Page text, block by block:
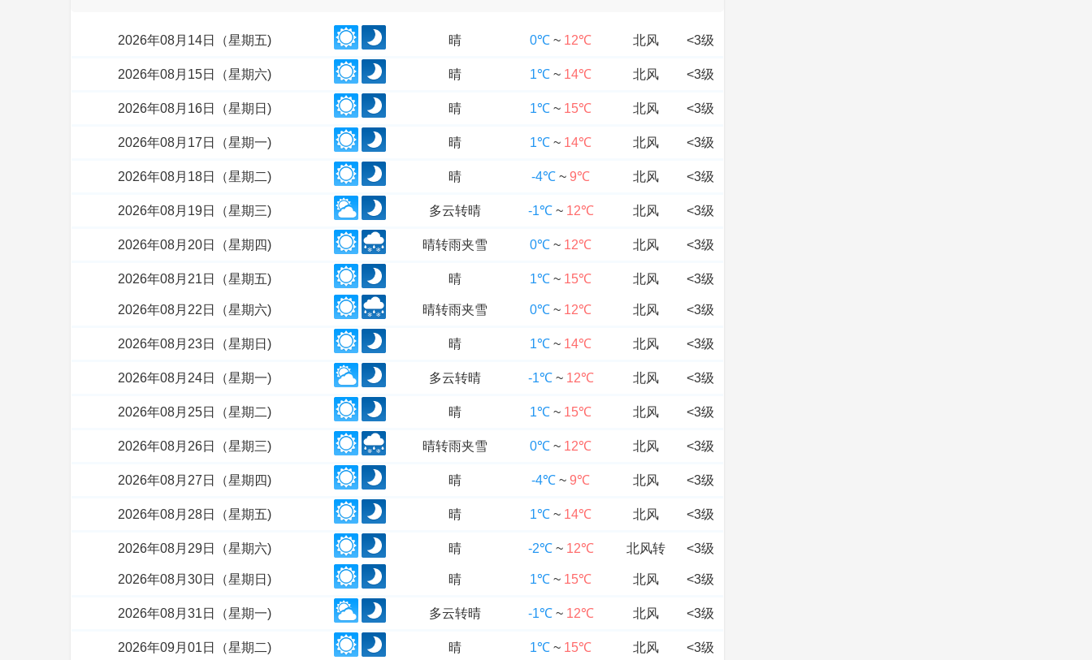
2026年08月14日（星期五) 晴 0℃ ~ 12℃ 北风 <3级
2026年08月15日（星期六) 晴 1℃ ~ 14℃ 北风 <3级
2026年08月16日（星期日) 晴 1℃ ~ 15℃ 北风 <3级
2026年08月17日（星期一) 晴 1℃ ~ 14℃ 北风 <3级
2026年08月18日（星期二) 晴 -4℃ ~ 9℃ 北风 <3级
2026年08月19日（星期三) 多云转晴 -1℃~ 12℃ 北风 <3级
2026年08月20日（星期四) 晴转雨夹雪 0℃ ~ 12℃ 北风 <3级
2026年08月21日（星期五) 晴 1℃ ~ 15℃ 北风 <3级
2026年08月22日（星期六) 晴转雨夹雪 0℃ ~ 12℃ 北风 <3级
2026年08月23日（星期日) 晴 1℃ ~ 14℃ 北风 <3级
2026年08月24日（星期一) 多云转晴 -1℃~ 12℃ 北风 <3级
2026年08月25日（星期二) 晴 1℃ ~ 15℃ 北风 <3级
2026年08月26日（星期三) 晴转雨夹雪 0℃ ~ 12℃ 北风 <3级
2026年08月27日（星期四) 晴 -4℃ ~ 9℃ 北风 <3级
2026年08月28日（星期五) 晴 1℃ ~ 14℃ 北风 <3级
2026年08月29日（星期六) 晴 -2℃~ 12℃ 北风转 <3级
2026年08月30日（星期日) 晴 1℃ ~ 15℃ 北风 <3级
2026年08月31日（星期一) 多云转晴 -1℃~ 12℃ 北风 <3级
2026年09月01日（星期二) 晴 1℃ ~ 15℃ 北风 <3级